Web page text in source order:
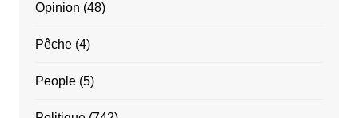
Opinion (48)
Pêche(4)
People(5)